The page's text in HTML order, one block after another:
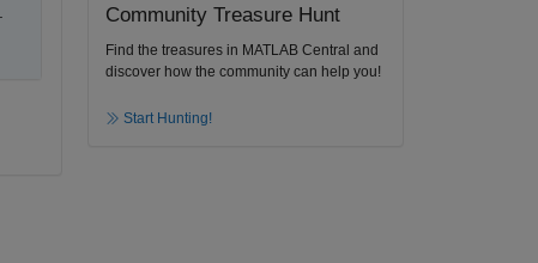
Community Treasure Hunt
Find the treasures in MATLAB Central and
discover how the community can help you!
Start Hunting!